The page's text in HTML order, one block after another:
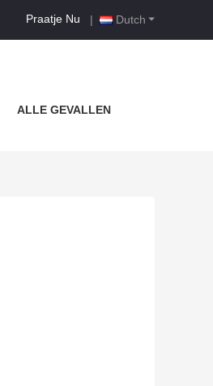
Dutch
Praatje Nu |
ALLE GEVALLEN